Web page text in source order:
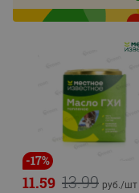
-17%
13.99
11.59 руб./шт